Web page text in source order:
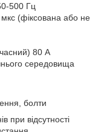
500 Гц
(фіксована або не
80 А
середовища
болти
при відсутності